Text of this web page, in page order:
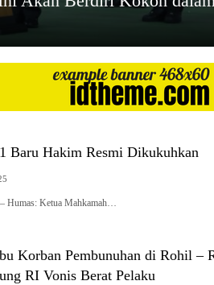
Baru Hakim Resmi Dikukuhkan
Humas: Ketua Mahkamah…
Korban Pembunuhan di Rohil –
RI Vonis Berat Pelaku